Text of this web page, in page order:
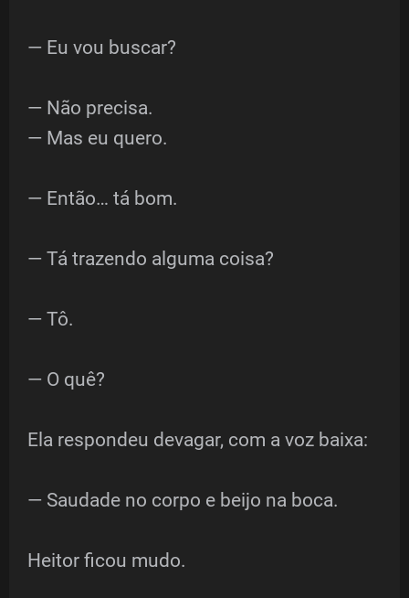
— Eu vou buscar?
— Não precisa.
— Mas eu quero.
— Então… tá bom.
— Tá trazendo alguma coisa?
— Tô.
— O quê?
Ela respondeu devagar, com a voz baixa:
— Saudade no corpo e beijo na boca.
Heitor ficou mudo.